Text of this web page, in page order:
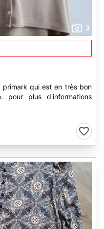
3
primark qui est en très bon
pour plus d'informations